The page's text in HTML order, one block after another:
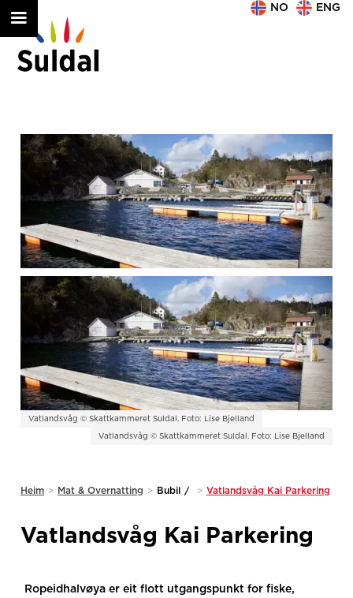
NO ENG
Vatlandsvåg © Skattkammeret Suldal. Foto: Lise Bjelland
Vatlandsvåg © Skattkammeret Suldal. Foto: Lise Bjelland
Heim > Mat & Overnatting > Bubil / > Vatlandsvåg Kai Parkering
Vatlandsvåg Kai Parkering
Ropeidhalvøya er eit flott utgangspunkt for fiske,